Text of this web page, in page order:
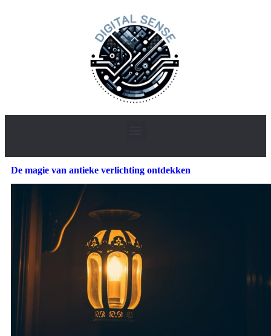
De magie van antieke verlichting ontdekken